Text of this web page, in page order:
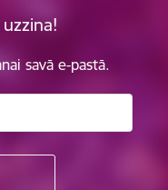
savā e-pastā.